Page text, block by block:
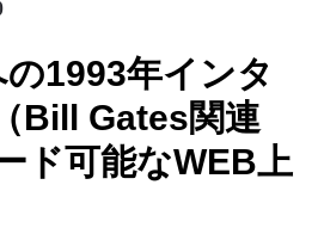
1993年インタ
Bill Gates関連
ド可能なWEB上